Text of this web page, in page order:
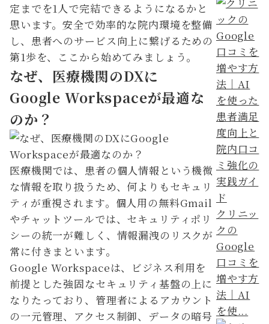
定までを1人で完結できるようになるかと
思います。安全で効率的な院内環境を整備
し、患者へのサービス向上に繋げるための
第1歩を、ここから始めてみましょう。
なぜ、医療機関のDXに
Google Workspaceが最適な
のか？
医療機関では、患者の個人情報という機微
な情報を取り扱うため、何よりもセキュリ
ティが重視されます。個人用の無料Gmail
やチャットツールでは、セキュリティポリ
シーの統一が難しく、情報漏洩のリスクが
常に付きまといます。
Google Workspaceは、ビジネス利用を
前提とした強固なセキュリティ基盤の上に
なりたっており、管理者によるアカウント
の一元管理、アクセス制御、データの暗号
クリニッ
クの
Google
口コミを
増やす方
法｜AI
を使...